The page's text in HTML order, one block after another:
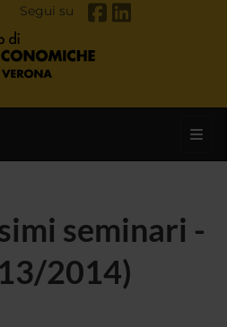
Segui su
seminari -
2014)